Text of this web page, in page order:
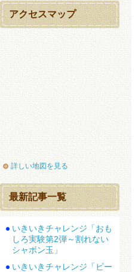
アクセスマップ
詳しい地図を見る
最新記事一覧
いきいきチャレンジ「おも
しろ実験第2弾～割れない
シャボン玉」
いきいきチャレンジ「ビー